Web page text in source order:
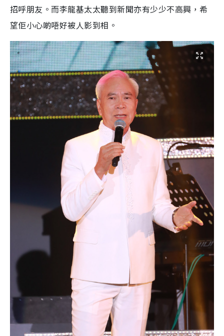
招呼朋友。而李龍基太太聽到新聞亦有少少不高興，希
望佢小心啲唔好被人影到相。